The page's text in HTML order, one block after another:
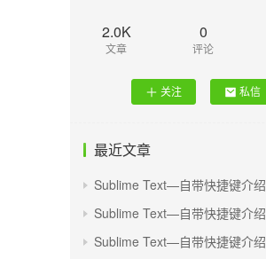
2.0K
文章
0
评论
关注 私信
最近文章
Sublime Text—自带快捷键介绍
Sublime Text—自带快捷键介绍
Sublime Text—自带快捷键介绍